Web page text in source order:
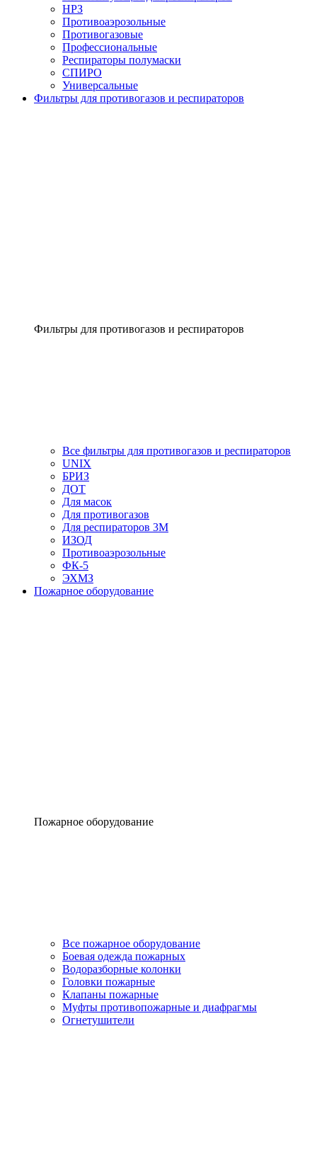
НРЗ
Противоаэрозольные
Противогазовые
Профессиональные
Респираторы полумаски
СПИРО
Универсальные
Фильтры для противогазов и респираторов
Фильтры для противогазов и респираторов
Все фильтры для противогазов и респираторов
UNIX
БРИЗ
ДОТ
Для масок
Для противогазов
Для респираторов 3М
ИЗОД
Противоаэрозольные
ФК-5
ЭХМЗ
Пожарное оборудование
Пожарное оборудование
Все пожарное оборудование
Боевая одежда пожарных
Водоразборные колонки
Головки пожарные
Клапаны пожарные
Муфты противопожарные и диафрагмы
Огнетушители